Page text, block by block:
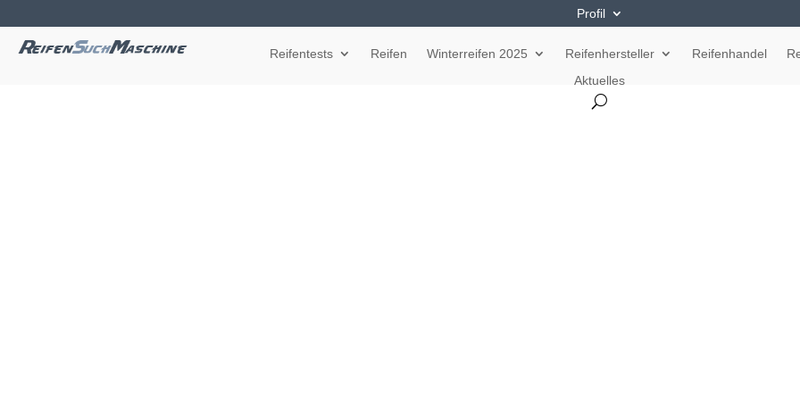
Profil
Reifentests Reifen Winterreifen 2025 Reifenhersteller Reifenhandel
Aktuelles